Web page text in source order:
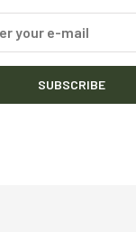
SUBSCRIBE